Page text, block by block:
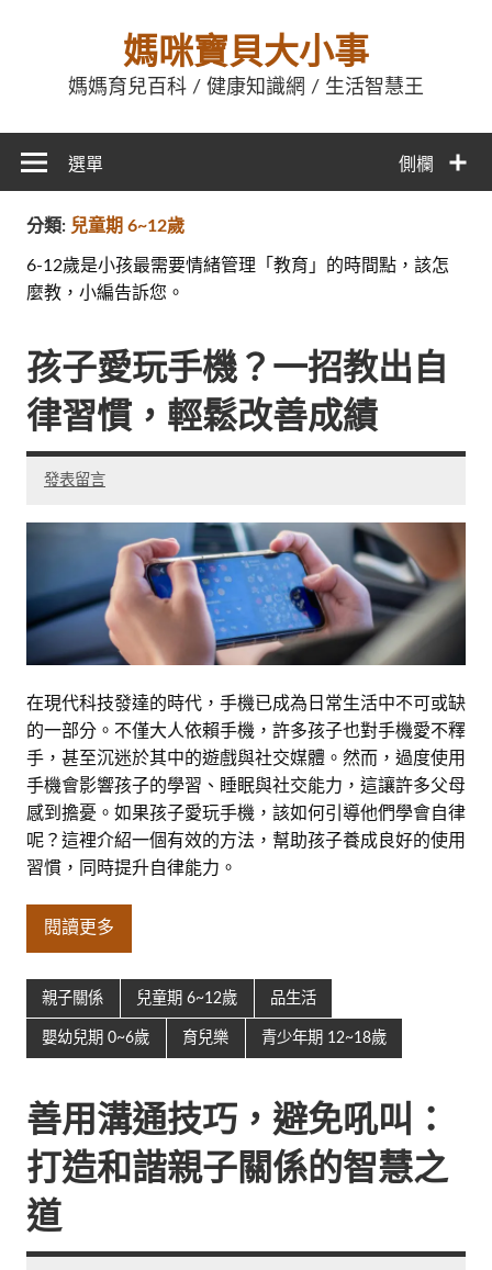
媽咪寶貝大小事
媽媽育兒百科 / 健康知識網 / 生活智慧王
側欄
選單
分類: 兒童期 6~12歲
6-12歲是小孩最需要情緒管理「教育」的時間點，該怎
麼教，小編告訴您。
孩子愛玩手機？一招教出自
律習慣，輕鬆改善成績
發表留言
在現代科技發達的時代，手機已成為日常生活中不可或缺
的一部分。不僅大人依賴手機，許多孩子也對手機愛不釋
手，甚至沉迷於其中的遊戲與社交媒體。然而，過度使用
手機會影響孩子的學習、睡眠與社交能力，這讓許多父母
感到擔憂。如果孩子愛玩手機，該如何引導他們學會自律
呢？這裡介紹一個有效的方法，幫助孩子養成良好的使用
習慣，同時提升自律能力。
閱讀更多
親子關係 兒童期 6~12歲 品生活
嬰幼兒期 0~6歲 育兒樂 青少年期 12~18歲
善用溝通技巧，避免吼叫：
打造和諧親子關係的智慧之
道